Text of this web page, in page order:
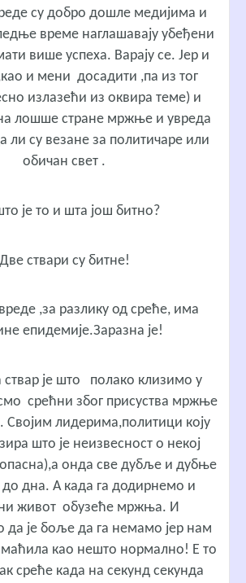
су добро дошле медијима и
време наглашавају убеђени
више успеха. Варају се. Јер и
и мени досадити ,па из тог
излазећи из оквира теме) и
лошше стране мржње и увреда
ли су везане за политичаре или
обичан свет .
је то и шта још битно?
Две ствари су битне!
,за разлику од среће, има
епидемије.Заразна је!
ствар је што полако клизимо у
срећни због присуства мржње
Својим лидерима,политици коју
што је неизвесност о некој
опасна),а онда све дубље и дубње
дна. А када га додирнемо и
живот обузеће мржња. И
је боље да га немамо јер нам
као нешто нормално! Е то
среће када на секунд секунда